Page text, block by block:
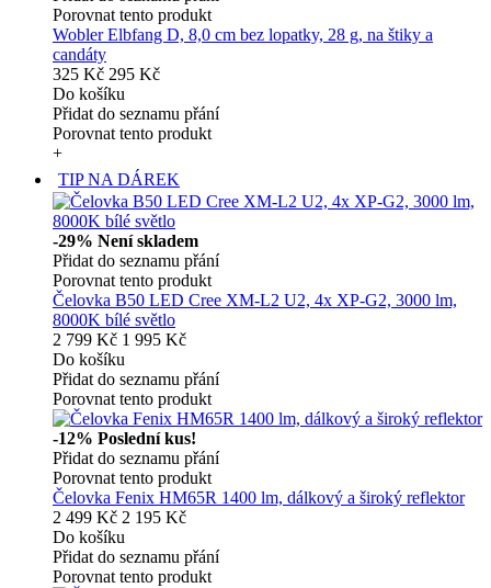
Porovnat tento produkt
Wobler Elbfang D, 8,0 cm bez lopatky, 28 g, na štiky a
candáty
325 Kč 295 Kč
Do košíku
Přidat do seznamu přání
Porovnat tento produkt
+
TIP NA DÁREK
-29% Není skladem
Přidat do seznamu přání
Porovnat tento produkt
Čelovka B50 LED Cree XM-L2 U2, 4x XP-G2, 3000 lm,
8000K bílé světlo
2 799 Kč 1 995 Kč
Do košíku
Přidat do seznamu přání
Porovnat tento produkt
-12% Poslední kus!
Přidat do seznamu přání
Porovnat tento produkt
Čelovka Fenix HM65R 1400 lm, dálkový a široký reflektor
2 499 Kč 2 195 Kč
Do košíku
Přidat do seznamu přání
Porovnat tento produkt